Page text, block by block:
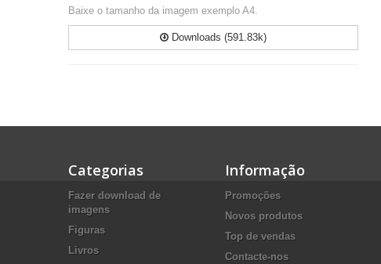
Baixe o tamanho da imagem exemplo A4.
Downloads (591.83k)
Categorias
Fazer download de
imagens
Figuras
Livros
Informação
Promoções
Novos produtos
Top de vendas
Contacte-nos